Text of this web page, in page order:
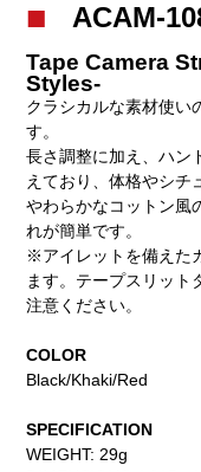
ACAM-
Tape Camera
Styles-
クラシカルな素材使い
す。
長さ調整に加え、ハン
えており、体格やシチ
やわらかなコットン風
れが簡単です。
※アイレットを備えた
ます。テープスリット
注意ください。
COLOR
Black/Khaki/Red
SPECIFICATION
WEIGHT: 29g